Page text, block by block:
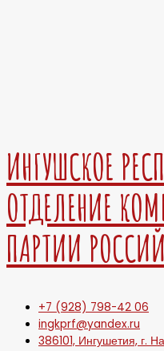
ИНГУШСКОЕ
ОТДЕЛЕНИЕ
ПАРТИИ
+7 (928) 798-42 06
ingkprf@yandex.ru
386101, Ингушетия, г.